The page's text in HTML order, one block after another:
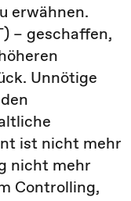
erwähnen.
– geschaffen,
Unnötige
ist nicht mehr
nicht mehr
Controlling,